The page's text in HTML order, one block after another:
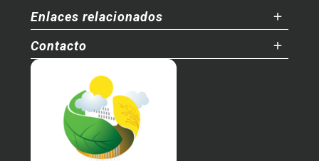
Enlaces relacionados
Contacto